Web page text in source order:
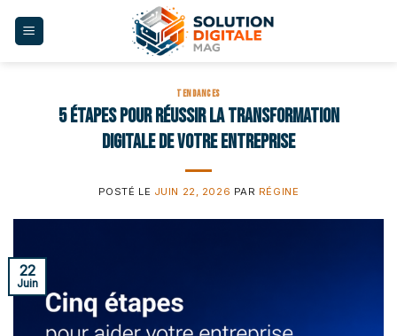
TENDANCES
5 étapes pour réussir la transformation
digitale de votre entreprise
POSTÉ LE JUIN 22, 2026 PAR RÉGINE
22
Juin